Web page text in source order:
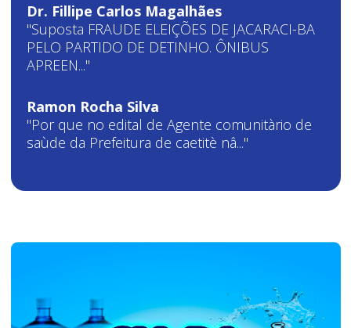
Dr. Fillipe Carlos Magalhães
"Suposta FRAUDE ELEIÇÕES DE JACARACI-BA
PELO PARTIDO DE DETINHO. ÔNIBUS
APREEN..."
Ramon Rocha Silva
"Por que no edital de Agente comunitàrio de
saùde da Prefeitura de caetitè nâ..."